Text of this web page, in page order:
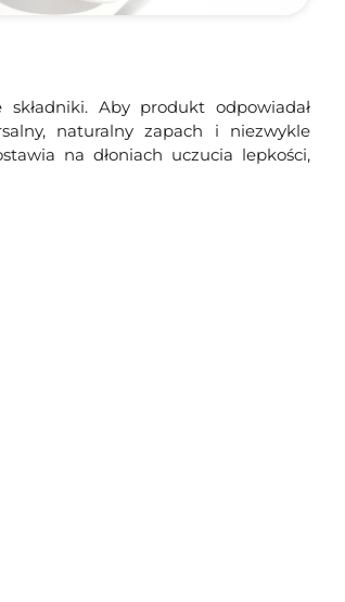
Aby produkt odpowiadał
naturalny zapach i niezwykle
na dłoniach uczucia lepkości,